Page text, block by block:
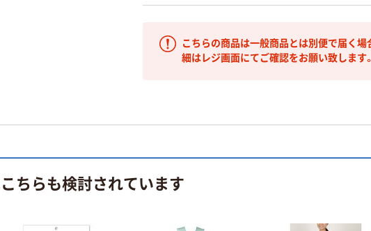
こちらの商品は一般商品とは別便で届く
細はレジ画面にてご確認をお願い致します。
ちらも検討されています